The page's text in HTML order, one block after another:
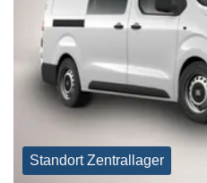
Standort Zentrallager